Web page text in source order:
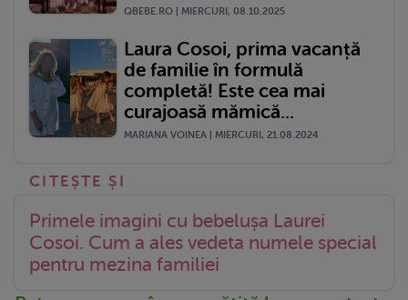
QBEBE.RO | MIERCURI, 08.10.2025
Laura Cosoi, prima vacanță
de familie în formulă
completă! Este cea mai
curajoasă mămică...
MARIANA VOINEA | MIERCURI, 21.08.2024
Primele imagini cu bebelușa Laurei
Cosoi. Cum a ales vedeta numele special
pentru mezina familiei